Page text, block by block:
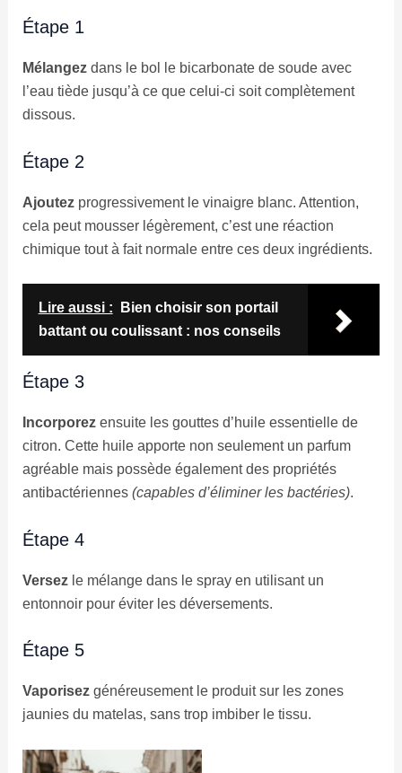
Étape 1
Mélangezdans le bol le bicarbonate de soude avec
l’eau tiède jusqu’à ce que celui-ci soit complètement
dissous.
Étape 2
Ajoutezprogressivement le vinaigre blanc. Attention,
cela peut mousser légèrement, c’est une réaction
chimique tout à fait normale entre ces deux ingrédients.
Lire aussi :
Bien choisir son portail
battant ou coulissant : nos conseils
Étape 3
Incorporezensuite les gouttes d’huile essentielle de
citron. Cette huile apporte non seulement un parfum
agréable mais possède également des propriétés
antibactériennes (capables d’éliminer les bactéries).
Étape 4
Versezle mélange dans le spray en utilisant un
entonnoir pour éviter les déversements.
Étape 5
Vaporisezgénéreusement le produit sur les zones
jaunies du matelas, sans trop imbiber le tissu.